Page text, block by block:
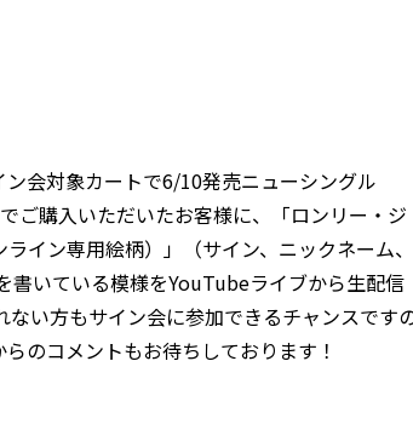
会対象カートで6/10発売ニューシングル
ご購入いただいたお客様に、「ロンリー・ジ
イン専用絵柄）」（サイン、ニックネーム、
書いている模様をYouTubeライブから生配信
い方もサイン会に参加できるチャンスです
のコメントもお待ちしております！